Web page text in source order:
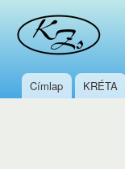
Főmenü
Címlap KRÉTA